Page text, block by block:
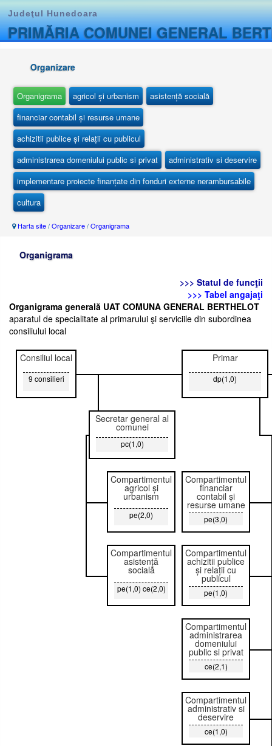
Judeţul Hunedoara
PRIMĂRIA COMUNEI GENERAL
Organizare
Organigrama agricol și urbanism
asistență socială
financiar contabil și resurse umane
achizitii publice și relații cu publicul
administrarea domeniului public si privat
administrativ si deservire
implementare proiecte finanțate din fonduri externe nerambursabile
cultura
Harta site/Organizare/Organigrama
Organigrama
>>> Statul de funcţii
>>> Tabel angajaţi
Organigrama generală UAT COMUNA GENERAL BERTHELOT
aparatul de specialitate al primarului şi serviciile din subordinea
consiliului local
Consiliul local
9 consilieri
Primar
dp(1,0)
Secretar general al
comunei
pc(1,0)
Compartimentul
agricol și
urbanism
pe(2,0)
Compartimentul
financiar
contabil și
resurse umane
pe(3,0)
Compartimentul
asistență
socială
pe(1,0) ce(2,0)
Compartimentul
achizitii publice
și relații cu
publicul
pe(1,0)
Compartimentul
administrarea
domeniului
public si privat
ce(2,1)
Compartimentul
administrativ si
deservire
ce(1,0)